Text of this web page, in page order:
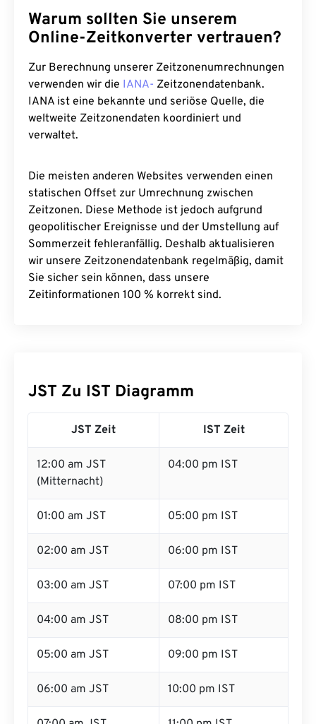
Warum sollten Sie unserem
Online-Zeitkonverter vertrauen?
Zur Berechnung unserer Zeitzonenumrechnungen
verwenden wir die IANA- Zeitzonendatenbank.
IANA ist eine bekannte und seriöse Quelle, die
weltweite Zeitzonendaten koordiniert und
verwaltet.
Die meisten anderen Websites verwenden einen
statischen Offset zur Umrechnung zwischen
Zeitzonen. Diese Methode ist jedoch aufgrund
geopolitischer Ereignisse und der Umstellung auf
Sommerzeit fehleranfällig. Deshalb aktualisieren
wir unsere Zeitzonendatenbank regelmäßig, damit
Sie sicher sein können, dass unsere
Zeitinformationen 100 % korrekt sind.
JST Zu IST Diagramm
JST Zeit IST Zeit
12:00 am JST
(Mitternacht)
04:00 pm IST
01:00 am JST 05:00 pm IST
02:00 am JST 06:00 pm IST
03:00 am JST 07:00 pm IST
04:00 am JST 08:00 pm IST
05:00 am JST 09:00 pm IST
06:00 am JST 10:00 pm IST